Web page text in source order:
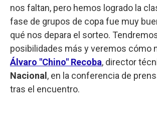
nos faltan, pero hemos logrado la
fase de grupos de copa fue muy
qué nos depara el sorteo.
posibilidades más y veremos cómo
Álvaro "Chino" Recoba, director
Nacional , en la conferencia de
tras el encuentro.